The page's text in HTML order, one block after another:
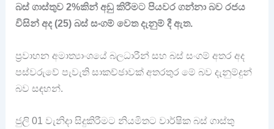
බස් ගාස්තුව 2%කින් අඩු කිරීමට පියවර ගන්නා බව රජය
විසින් අද (25) බස් සංගම් වෙත දැනුම් දී ඇත.
ප්‍රවාහන අමාත්‍යාංශයේ බලධාරීන් සහ බස් සංගම් අතර අද
පස්වරුවේ පැවැති සාකච්ඡාවක් අතරතුර මේ බව දැනුම්දුන්
බව සඳහන්.
ජුලි 01 වැනිදා සිදුකිරීමට නියමිතට වාර්ෂික බස් ගාස්තු